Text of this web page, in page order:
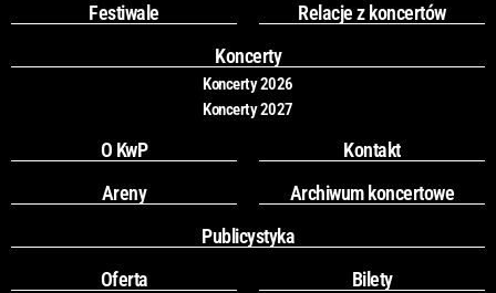
o
k
r
a
m
Festiwale
Relacje z koncertów
Koncerty
Koncerty 2026
Koncerty 2027
O KwP
Kontakt
Areny
Archiwum koncertowe
Publicystyka
Oferta
Bilety